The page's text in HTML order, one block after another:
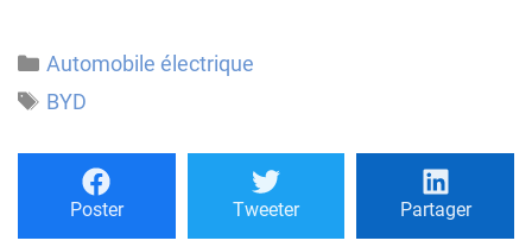
Catégories
Automobile électrique
Étiquettes
BYD
Poster Tweeter Partager